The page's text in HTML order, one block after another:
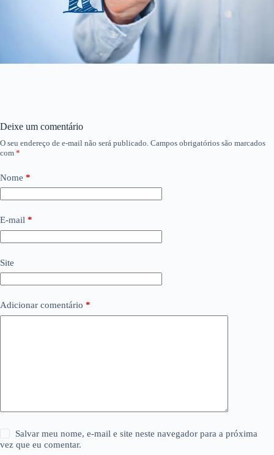
Deixe um comentário
O seu endereço de e-mail não será publicado. Campos obrigatórios são marcados
com *
Nome *
E-mail *
Site
Adicionar comentário *
Salvar meu nome, e-mail e site neste navegador para a próxima
vez que eu comentar.